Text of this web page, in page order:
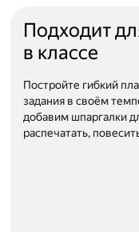
Подходит
в классе
Постройте гибкий
задания в своём
добавим шпаргалки
распечатать,